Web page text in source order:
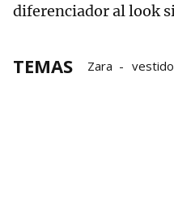
diferenciador al look
TEMAS Zara